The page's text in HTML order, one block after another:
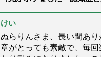
けい
ぬらりんさま、長い間あ
章がとっても素敵で、毎